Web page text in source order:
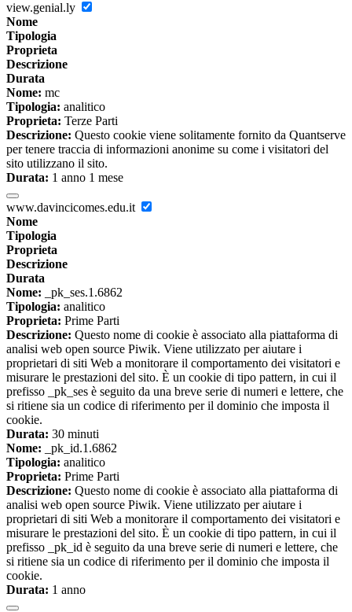
view.genial.ly
Nome
Tipologia
Proprieta
Descrizione
Durata
Nome: mc
Tipologia: analitico
Proprieta: Terze Parti
Descrizione: Questo cookie viene solitamente fornito da Quantserve
per tenere traccia di informazioni anonime su come i visitatori del
sito utilizzano il sito.
Durata: 1 anno 1 mese
www.davincicomes.edu.it
Nome
Tipologia
Proprieta
Descrizione
Durata
Nome: _pk_ses.1.6862
Tipologia: analitico
Proprieta: Prime Parti
Descrizione: Questo nome di cookie è associato alla piattaforma di
analisi web open source Piwik. Viene utilizzato per aiutare i
proprietari di siti Web a monitorare il comportamento dei visitatori e
misurare le prestazioni del sito. È un cookie di tipo pattern, in cui il
prefisso _pk_ses è seguito da una breve serie di numeri e lettere, che
si ritiene sia un codice di riferimento per il dominio che imposta il
cookie.
Durata: 30 minuti
Nome: _pk_id.1.6862
Tipologia: analitico
Proprieta: Prime Parti
Descrizione: Questo nome di cookie è associato alla piattaforma di
analisi web open source Piwik. Viene utilizzato per aiutare i
proprietari di siti Web a monitorare il comportamento dei visitatori e
misurare le prestazioni del sito. È un cookie di tipo pattern, in cui il
prefisso _pk_id è seguito da una breve serie di numeri e lettere, che
si ritiene sia un codice di riferimento per il dominio che imposta il
cookie.
Durata: 1 anno